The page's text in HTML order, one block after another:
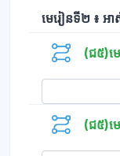
មេរៀនទី២ ៖
(ជ៥)ម
(ជ៥)ម